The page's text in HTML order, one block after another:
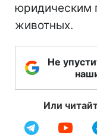
юридическим
животных.
Не
Или